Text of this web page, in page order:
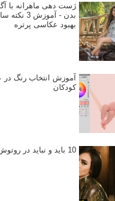
ژست دهی ماهرانه با
بدن - آموزش 3
بهبود عکاسی پرتره
آموزش انتخاب رنگ در
کودکان
10 باید و نباید در روتوش عکس ها